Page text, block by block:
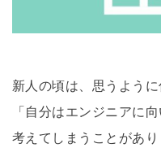
新人の頃は、思うよう
「自分はエンジニアに
考えてしまうことがあり